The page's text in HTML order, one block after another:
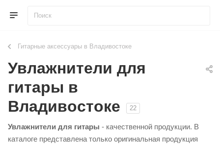
Гитарные аксессуары в Владивостоке
Увлажнители для
гитары в
Владивостоке
22
Увлажнители для гитары - качественной продукции. В
каталоге представлена только оригинальная продукция